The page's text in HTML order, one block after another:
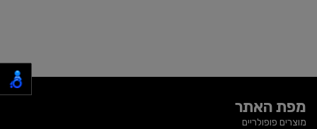
מפת האתר
מוצרים פופולריים